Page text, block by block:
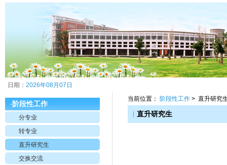
日期： 2026年08月07日
· 阶段性工作
分专业
转专业
直升研究生
交换交流
当前位置： 阶段性工作 > 直升研究
直升研究生